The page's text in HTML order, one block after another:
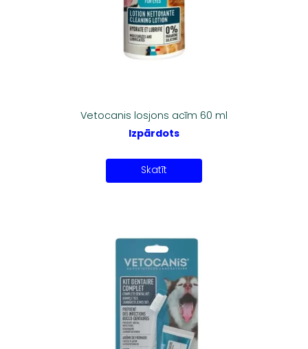
Vetocanis losjons acīm 60 ml
Izpārdots
Skatīt